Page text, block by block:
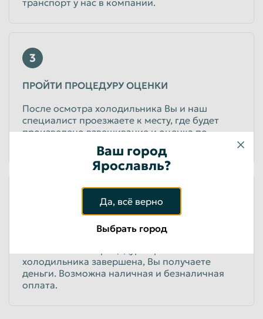
3
ПРОЙТИ ПРОЦЕДУРУ ОЦЕНКИ
После осмотра холодильника Вы и наш
специалист проезжаете к месту, где будет
произведено взвешивание и оценка по
ПОЛУЧИТЬ СВОИ ДЕНЬГИ
холодильника завершена, Вы получаете
деньги. Возможна наличная и безналичная
оплата.
Ваш город
Ярославль?
Да, всё верно
Выбрать город